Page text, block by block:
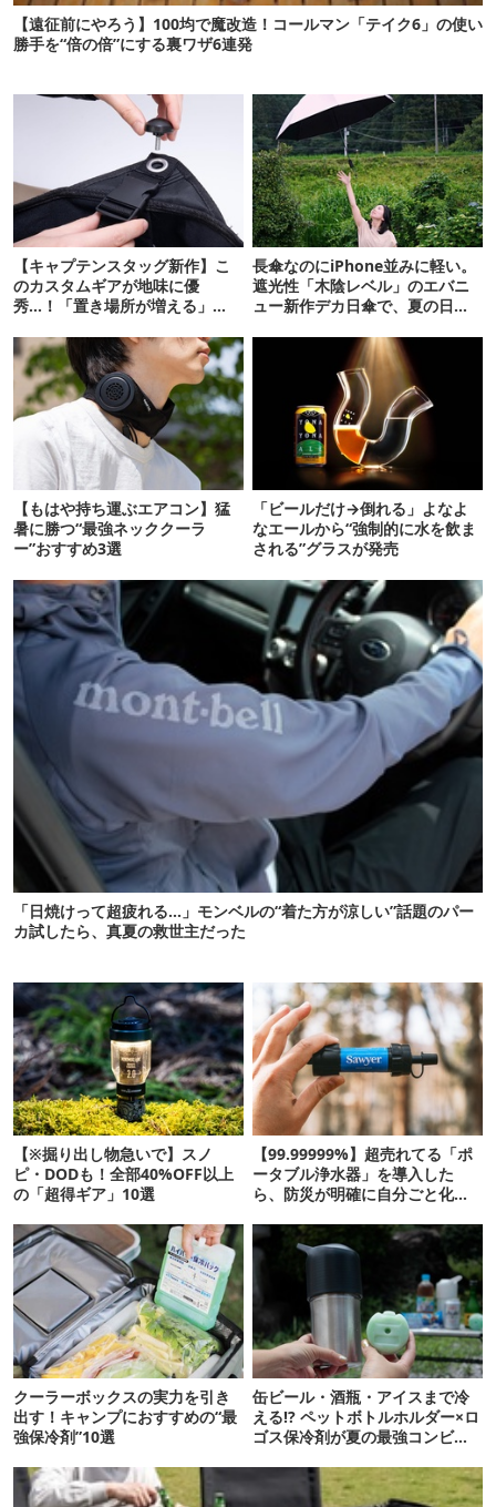
【遠征前にやろう】100均で魔改造！コールマン「テイク6」の使い
勝手を“倍の倍”にする裏ワザ6連発
【キャプテンスタッグ新作】こ
のカスタムギアが地味に優
秀…！「置き場所が増える」
長傘なのにiPhone並みに軽い。
遮光性「木陰レベル」のエバニ
ュー新作デカ日傘で、夏の日焼
【もはや持ち運ぶエアコン】猛
暑に勝つ“最強ネッククーラ
ー”おすすめ3選
「ビールだけ→倒れる」よなよ
なエールから“強制的に水を飲ま
される”グラスが発売
「日焼けって超疲れる…」モンベルの“着た方が涼しい”話題のパー
カ試したら、真夏の救世主だった
【※掘り出し物急いで】スノ
ピ・DODも！全部40%OFF以上
の「超得ギア」10選
【99.99999%】超売れてる「ポ
ータブル浄水器」を導入した
ら、防災が明確に自分ごと化し
クーラーボックスの実力を引き
出す！キャンプにおすすめの“最
強保冷剤”10選
缶ビール・酒瓶・アイスまで冷
える!? ペットボトルホルダー×ロ
ゴス保冷剤が夏の最強コンビだ